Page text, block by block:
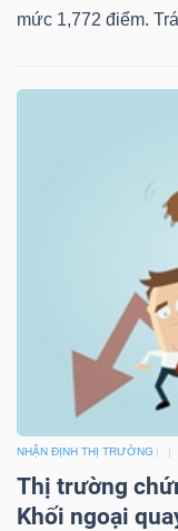
mức 1,772 điểm.
NHẬN ĐỊNH THỊ TRƯỜNG
Thị trường
Khối ngoại